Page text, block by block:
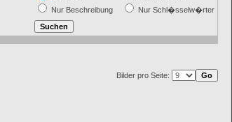
Nur Beschreibung
Nur Schl�sselw�rter
Bilder pro Seite: